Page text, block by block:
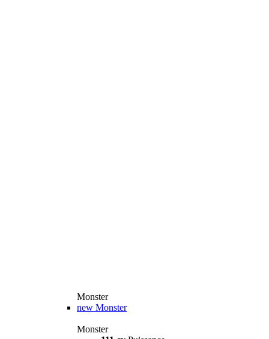
Monster
new Monster
Monster